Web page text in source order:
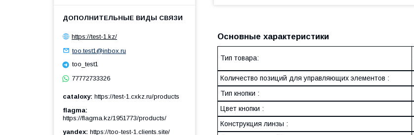
Основные характеристики
Тип товара:
Количество позиций для управляющих элементов :
Тип кнопки :
Цвет кнопки :
Конструкция линзы :
https://test-1.kz/
too.test1@inbox.ru
too_test1
77772733326
cataloxy https://test-1.cxkz.ru/products
flagma
https://flagma.kz/1951773/products/
yandex https://too-test-1.clients.site/